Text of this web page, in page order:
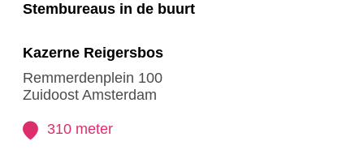
Stembureaus in de buurt
Kazerne Reigersbos
Remmerdenplein 100
Zuidoost Amsterdam
310 meter